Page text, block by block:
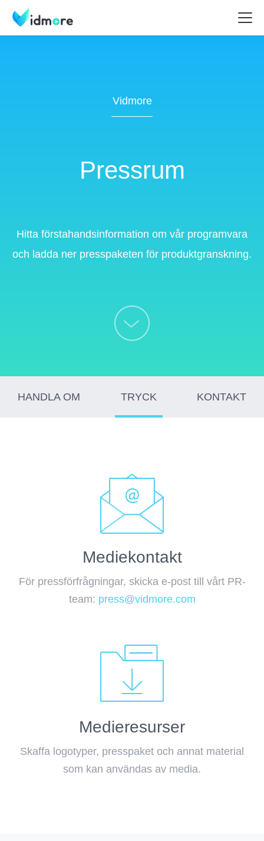
Vidmore
Pressrum
Hitta förstahandsinformation om vår programvara
och ladda ner presspaketen för produktgranskning.
HANDLA OM TRYCK KONTAKT
Mediekontakt
För pressförfrågningar, skicka e-post till vårt PR-
team: press@vidmore.com
Medieresurser
Skaffa logotyper, presspaket och annat material
som kan användas av media.